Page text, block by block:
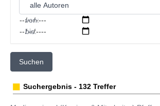
von:
bis:
Suchen
Suchergebnis - 132 Treffer